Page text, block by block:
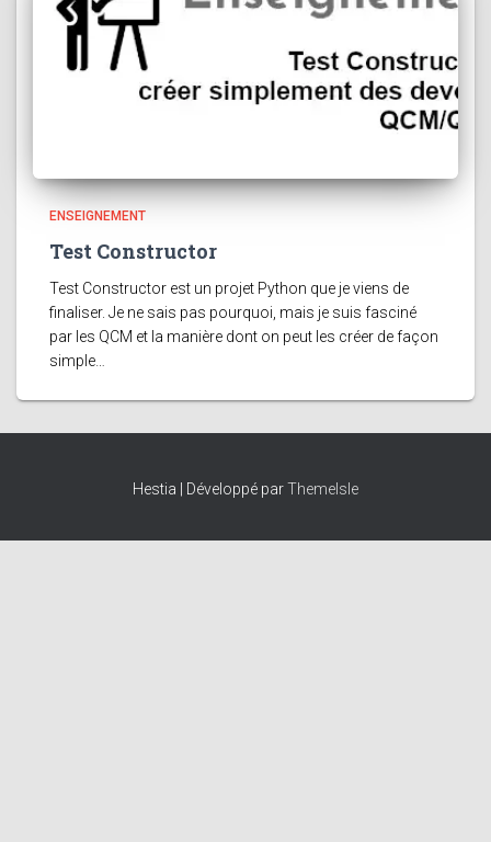
ENSEIGNEMENT
Test Constructor
Test Constructor est un projet Python que je viens de
finaliser. Je ne sais pas pourquoi, mais je suis fasciné
par les QCM et la manière dont on peut les créer de façon
simple…
Hestia | Développé parThemeIsle